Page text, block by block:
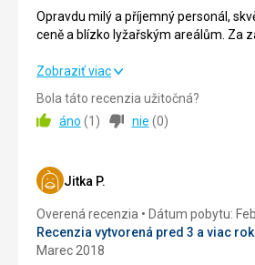
Táto recenzia bola preložená
Opravdu milý a příjemný personál,
ceně a blízko lyžařským areálům. Za
Opravdu milý a příjemný personál,
ceně a blízko lyžařským areálům. Za
dostali ještě dárek , takže doporučuji;)
Ubytovanie
Okolie
Služby
Zobraziť viac
Bola táto recenzia užitočná?
áno (1 ) nie (0)
Jitka P.
Overená recenzia
Dátum pobytu:
Recenzia vytvorená pred 3 a viac
Marec 2018